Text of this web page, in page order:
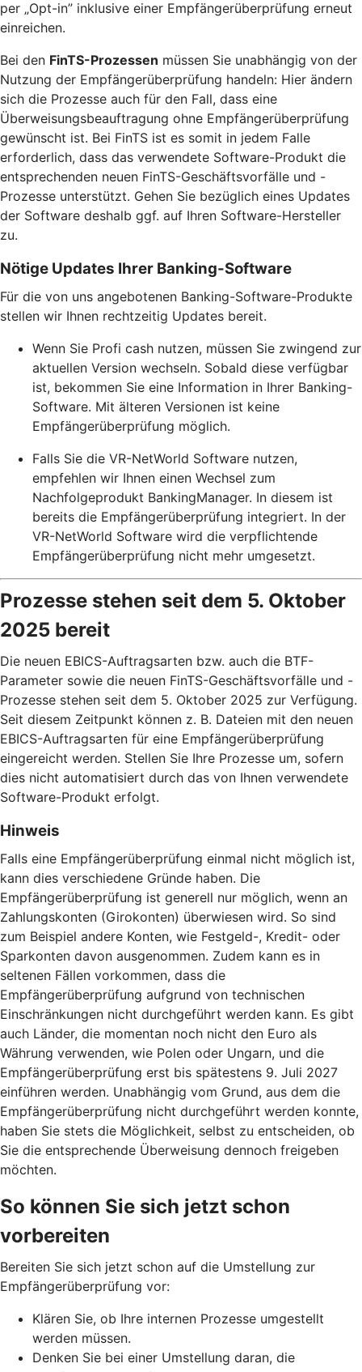
per „Opt-in” inklusive einer Empfängerüberprüfung erneut
einreichen.
Bei den FinTS-Prozessen müssen Sie unabhängig von der
Nutzung der Empfängerüberprüfung handeln: Hier ändern
sich die Prozesse auch für den Fall, dass eine
Überweisungsbeauftragung ohne Empfängerüberprüfung
gewünscht ist. Bei FinTS ist es somit in jedem Falle
erforderlich, dass das verwendete Software-Produkt die
entsprechenden neuen FinTS-Geschäftsvorfälle und -
Prozesse unterstützt. Gehen Sie bezüglich eines Updates
der Software deshalb ggf. auf Ihren Software-Hersteller
zu.
Nötige Updates Ihrer Banking-Software
Für die von uns angebotenen Banking-Software-Produkte
stellen wir Ihnen rechtzeitig Updates bereit.
Wenn Sie Profi cash nutzen, müssen Sie zwingend zur
aktuellen Version wechseln. Sobald diese verfügbar
ist, bekommen Sie eine Information in Ihrer Banking-
Software. Mit älteren Versionen ist keine
Empfängerüberprüfung möglich.
Falls Sie die VR-NetWorld Software nutzen,
empfehlen wir Ihnen einen Wechsel zum
Nachfolgeprodukt BankingManager. In diesem ist
bereits die Empfängerüberprüfung integriert. In der
VR-NetWorld Software wird die verpflichtende
Empfängerüberprüfung nicht mehr umgesetzt.
Prozesse stehen seit dem 5. Oktober
2025 bereit
Die neuen EBICS-Auftragsarten bzw. auch die BTF-
Parameter sowie die neuen FinTS-Geschäftsvorfälle und -
Prozesse stehen seit dem 5. Oktober 2025 zur Verfügung.
Seit diesem Zeitpunkt können z. B. Dateien mit den neuen
EBICS-Auftragsarten für eine Empfängerüberprüfung
eingereicht werden. Stellen Sie Ihre Prozesse um, sofern
dies nicht automatisiert durch das von Ihnen verwendete
Software-Produkt erfolgt.
Hinweis
Falls eine Empfängerüberprüfung einmal nicht möglich ist,
kann dies verschiedene Gründe haben. Die
Empfängerüberprüfung ist generell nur möglich, wenn an
Zahlungskonten (Girokonten) überwiesen wird. So sind
zum Beispiel andere Konten, wie Festgeld-, Kredit- oder
Sparkonten davon ausgenommen. Zudem kann es in
seltenen Fällen vorkommen, dass die
Empfängerüberprüfung aufgrund von technischen
Einschränkungen nicht durchgeführt werden kann. Es gibt
auch Länder, die momentan noch nicht den Euro als
Währung verwenden, wie Polen oder Ungarn, und die
Empfängerüberprüfung erst bis spätestens 9. Juli 2027
einführen werden. Unabhängig vom Grund, aus dem die
Empfängerüberprüfung nicht durchgeführt werden konnte,
haben Sie stets die Möglichkeit, selbst zu entscheiden, ob
Sie die entsprechende Überweisung dennoch freigeben
möchten.
So können Sie sich jetzt schon
vorbereiten
Bereiten Sie sich jetzt schon auf die Umstellung zur
Empfängerüberprüfung vor:
Klären Sie, ob Ihre internen Prozesse umgestellt
werden müssen.
Denken Sie bei einer Umstellung daran, die